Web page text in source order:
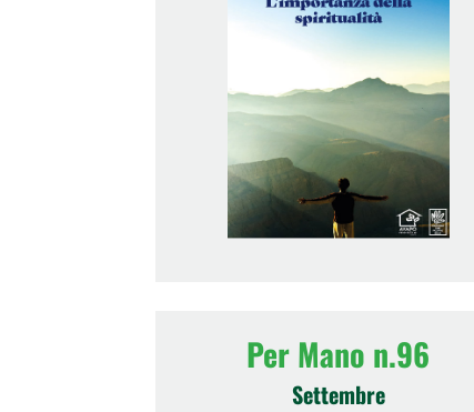
Per Mano n.96
Settembre